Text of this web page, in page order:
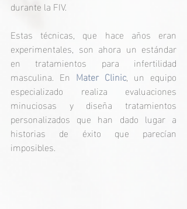
durante la FIV.
Estas técnicas, que hace años eran
experimentales, son ahora un estándar
en tratamientos para infertilidad
masculina. En Mater Clinic, un equipo
especializado realiza evaluaciones
minuciosas y diseña tratamientos
personalizados que han dado lugar a
historias de éxito que parecían
imposibles.